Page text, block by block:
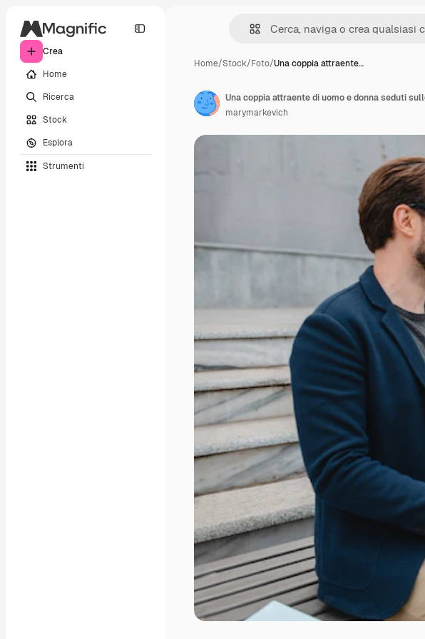
Crea
Home
Ricerca
Stock
Esplora
Strumenti
Home/Stock/Foto/Una coppia attraente…
marymarkevich